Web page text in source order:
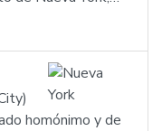
homónimo y de